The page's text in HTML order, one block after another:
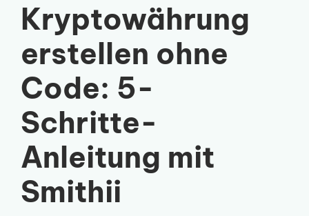
Kryptowährung
erstellen ohne
Code: 5-
Schritte-
Anleitung mit
Smithii